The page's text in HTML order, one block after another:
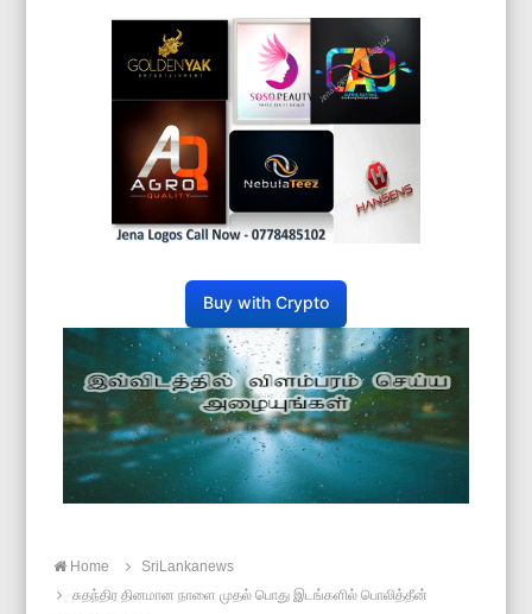
Buy with Crypto
Home
SriLankanews
சுதந்திர தினமான நாளை முதல் பொது இடங்களில் பொலித்தீன்